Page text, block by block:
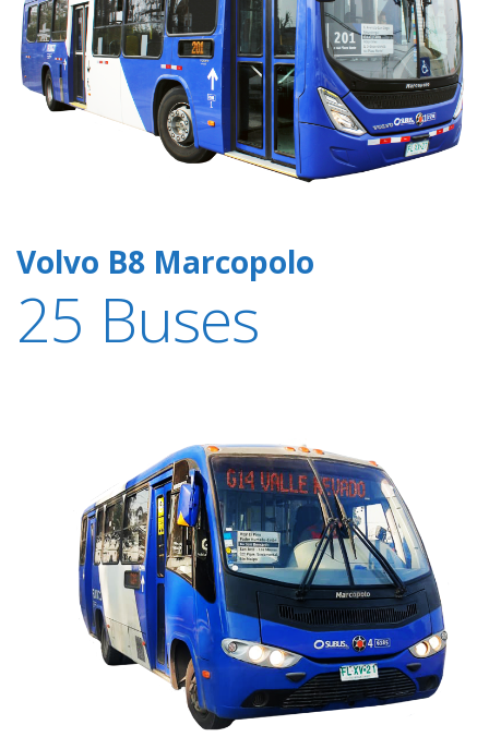
Volvo B8 Marcopolo
25 Buses